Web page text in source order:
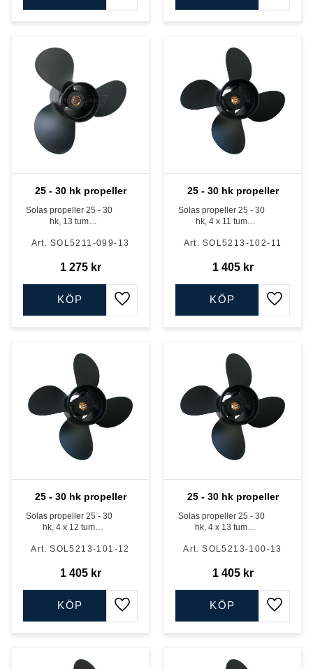
25 - 30 hk propeller
Solas propeller 25 - 30
hk, 13 tum
SOL5211-099-13
1 275kr
Lägg till i favoriter
KÖP
25 - 30 hk propeller
Solas propeller 25 - 30
hk, 4 x 11 tum
SOL5213-102-11
1 405kr
Lägg
KÖP
25 - 30 hk propeller
Solas propeller 25 - 30
hk, 4 x 12 tum
SOL5213-101-12
1 405kr
Lägg till i favoriter
KÖP
25 - 30 hk propeller
Solas propeller 25 - 30
hk, 4 x 13 tum
SOL5213-100-13
1 405kr
Lägg
KÖP